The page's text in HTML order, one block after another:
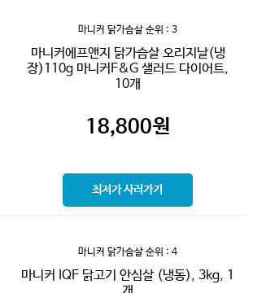
마니커 닭가슴살 순위 : 3
마니커에프앤지 닭가슴살 오리지날(냉
장)110g 마니커F&G 샐러드 다이어트,
10개
18,800원
최저가 사러가기
마니커 닭가슴살 순위 : 4
마니커 IQF 닭고기 안심살 (냉동), 3kg, 1